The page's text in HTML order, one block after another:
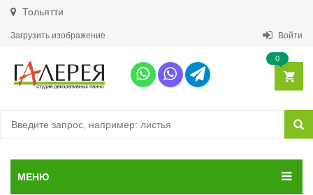
Тольятти
Загрузить изображение Войти
0
МЕНЮ